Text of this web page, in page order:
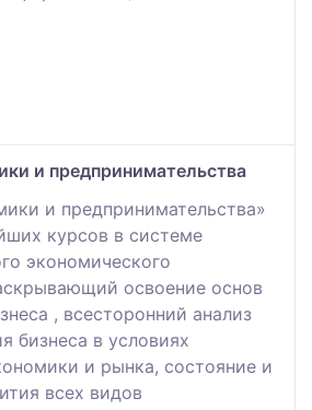
и предпринимательства
и предпринимательства»
курсов в системе
экономического
освоение основ
, всесторонний анализ
бизнеса в условиях
и рынка, состояние и
всех видов